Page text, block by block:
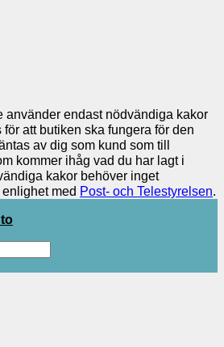
använder endast nödvändiga kakor
att butiken ska fungera för den
av dig som kund som till
kommer ihåg vad du har lagt i
kakor behöver inget
med Post- och Telestyrelsen.